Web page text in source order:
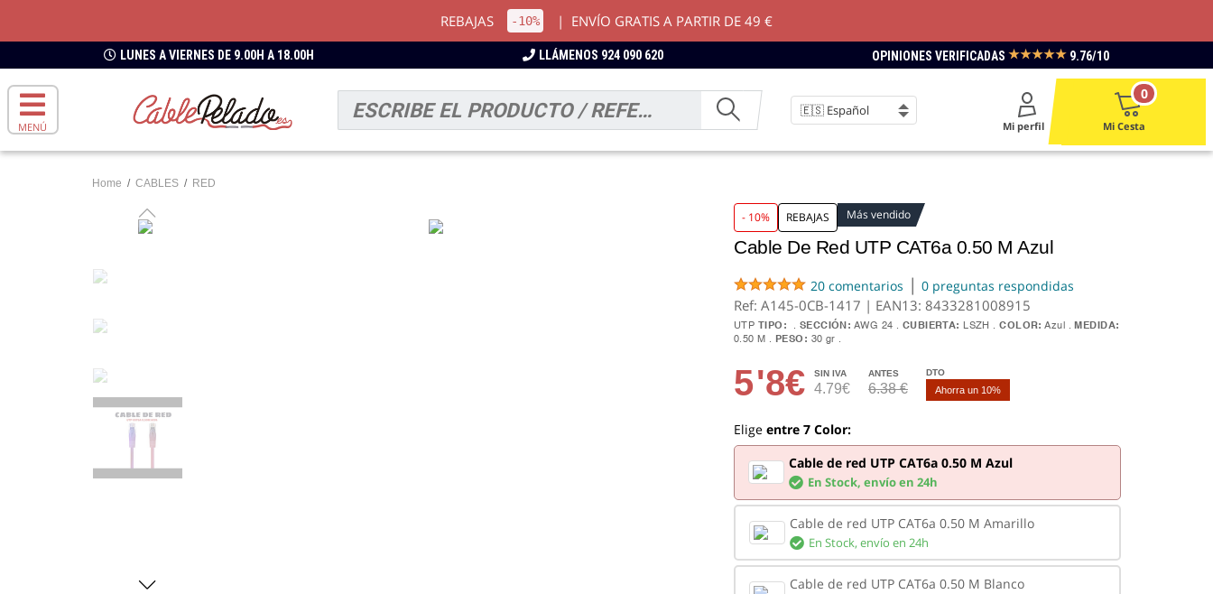
REBAJAS -10% | ENVÍO GRATIS A PARTIR DE 49 €
LUNES A VIERNES DE 9.00H A 18.00H LLÁMENOS 924 090 620 OPINIONES VERIFICADAS ★★★★★ 9.76/10
MENÚ Mi perfil Mi Cesta
0
Home / CABLES / RED
- 10% REBAJAS Más vendido
Cable De Red UTP CAT6a 0.50 M Azul
20 comentarios | 0 preguntas respondidas
Ref: A145-0CB-1417 | EAN13: 8433281008915
UTP TIPO: SECCIÓN: AWG 24 CUBIERTA: LSZH COLOR: Azul
MEDIDA:
0.50 M
PESO: 30 gr
5'8€ SIN IVA
4.79€
ANTES
6.38 €
DTO
Ahorra un 10%
Elige entre 7 Color:
Cable de red UTP CAT6a 0.50 M Azul
En Stock, envío en 24h
Cable de red UTP CAT6a 0.50 M Amarillo
En Stock, envío en 24h
Cable de red UTP CAT6a 0.50 M Blanco